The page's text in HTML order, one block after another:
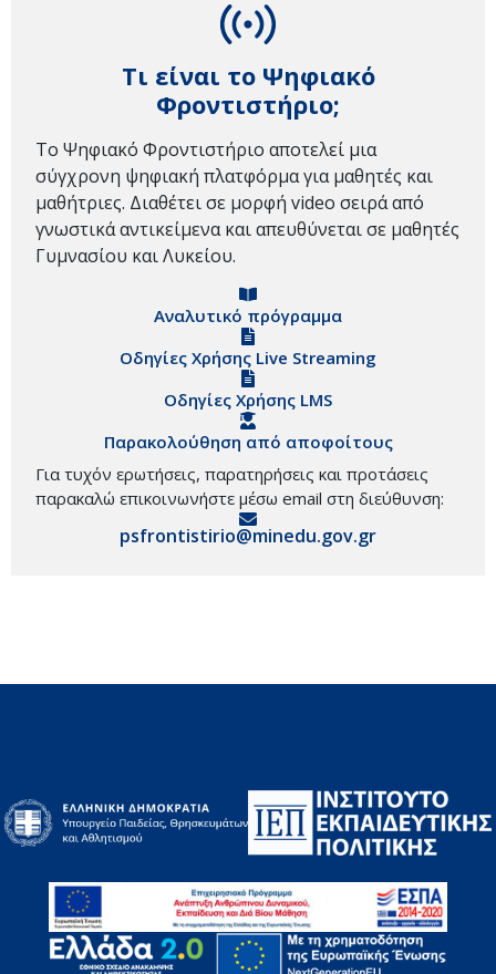
Τι είναι το Ψηφιακό
Φροντιστήριο;
Το Ψηφιακό Φροντιστήριο αποτελεί μια
σύγχρονη ψηφιακή πλατφόρμα για μαθητές και
μαθήτριες. Διαθέτει σε μορφή video σειρά από
γνωστικά αντικείμενα και απευθύνεται σε μαθητές
Γυμνασίου και Λυκείου.
Αναλυτικό πρόγραμμα
Οδηγίες Χρήσης Live Streaming
Οδηγίες Χρήσης LMS
Παρακολούθηση από αποφοίτους
Για τυχόν ερωτήσεις, παρατηρήσεις και προτάσεις
παρακαλώ επικοινωνήστε μέσω email στη διεύθυνση:
psfrontistirio@minedu.gov.gr